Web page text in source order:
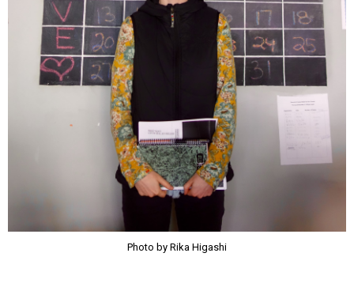
Photo by Rika Higashi